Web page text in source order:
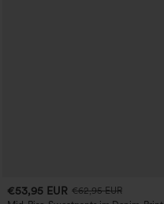
€53,95 EUR €62,95 EUR